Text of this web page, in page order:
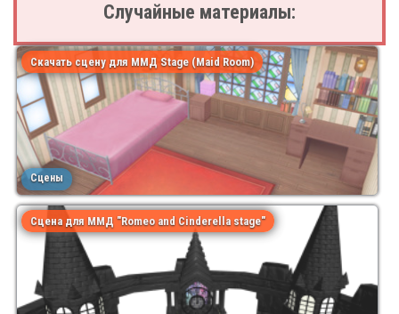
Случайные материалы:
Скачать сцену для ММД Stage (Maid Room)
Сцены
Сцена для ММД "Romeo and Cinderella stage"